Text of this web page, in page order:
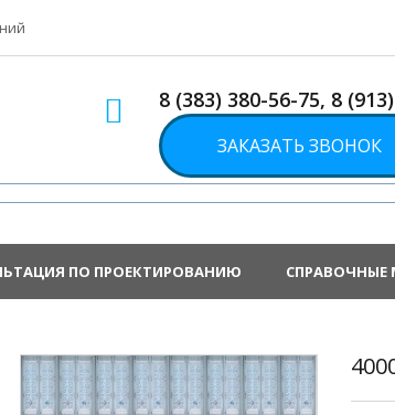
8 (383) 380-56-75, 8
ЗАКАЗАТЬ ЗВОНОК
ПО ПРОЕКТИРОВАНИЮ СПРАВОЧНЫЕ